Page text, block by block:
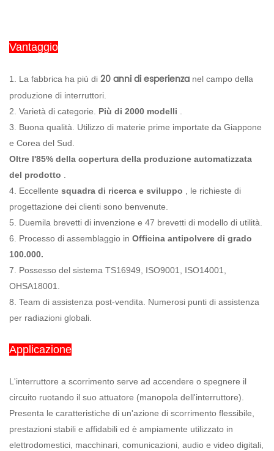
Vantaggio
1. La fabbrica ha più di 20 anni di esperienza nel campo della
produzione di interruttori.
2. Varietà di categorie. Più di 2000 modelli .
3. Buona qualità. Utilizzo di materie prime importate da Giappone
e Corea del Sud.
Oltre l'85% della copertura della produzione automatizzata
del prodotto .
4. Eccellente squadra di ricerca e sviluppo , le richieste di
progettazione dei clienti sono benvenute.
5. Duemila brevetti di invenzione e 47 brevetti di modello di utilità.
6. Processo di assemblaggio in Officina antipolvere di grado
100.000.
7. Possesso del sistema TS16949, ISO9001, ISO14001,
OHSA18001.
8. Team di assistenza post-vendita. Numerosi punti di assistenza
per radiazioni globali.
Applicazione
L'interruttore a scorrimento serve ad accendere o spegnere il
circuito ruotando il suo attuatore (manopola dell'interruttore).
Presenta le caratteristiche di un'azione di scorrimento flessibile,
prestazioni stabili e affidabili ed è ampiamente utilizzato in
elettrodomestici, macchinari, comunicazioni, audio e video digitali,